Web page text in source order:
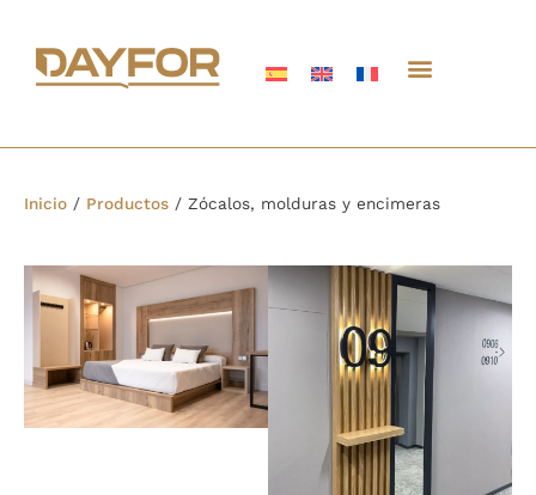
Inicio / Productos / Zócalos, molduras y encimeras